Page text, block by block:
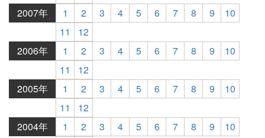
2007年
1 2 3 4 5 6 7 8 9
10
11
12
2006年
1 2 3 4 5 6 7 8 9
10
11
12
2005年
1 2 3 4 5 6 7 8 9
10
11
12
2004年
1 2 3 4 5 6 7 8 9
10